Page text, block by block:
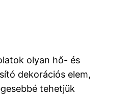
olyan hő- és
dekorációs elem,
tehetjük